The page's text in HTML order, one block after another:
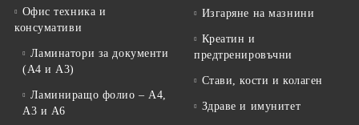
Офис техника и
консумативи
Ламинатори за документи
(A4 и A3)
Ламиниращо фолио – A4,
A3 и A6
Изгаряне на мазнини
Креатин и
предтренировъчни
Стави, кости и колаген
Здраве и имунитет